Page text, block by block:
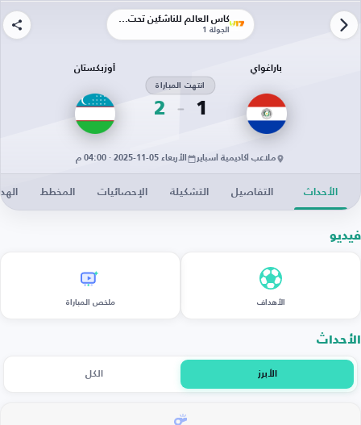
كأس العالم للناشئين تحت 17 سنة
الجولة 1
باراغواي
1
انتهت المباراة
2
أوزبكستان
ملاعب أكاديمية أسباير الأربعاء 05-11-2025 · 04:00 م
الأحداث التفاصيل التشكيلة الإحصائيات المخطط
فيديو
الأهداف ملخص المباراة
الأحداث
الأبرز الكل